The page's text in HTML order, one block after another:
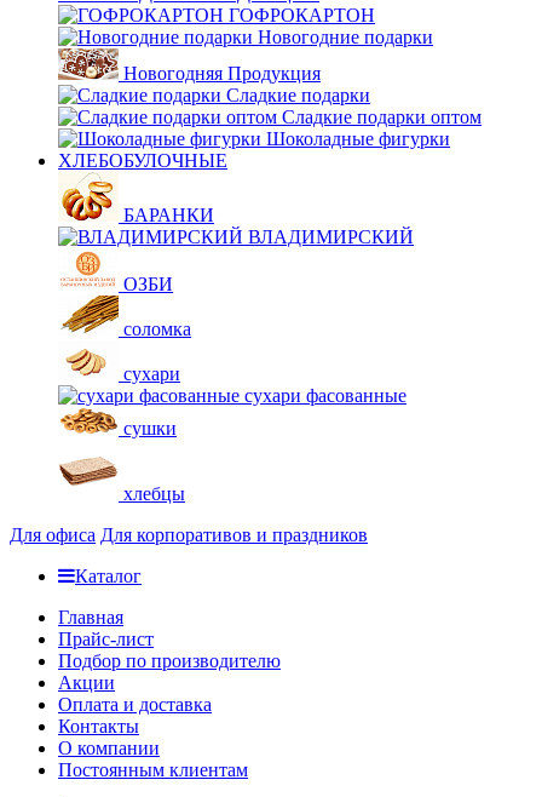
ГОФРОКАРТОН
Новогодние подарки
Новогодняя Продукция
Сладкие подарки
Сладкие подарки оптом
Шоколадные фигурки
ХЛЕБОБУЛОЧНЫЕ
БАРАНКИ
ВЛАДИМИРСКИЙ
ОЗБИ
соломка
сухари
сухари фасованные
сушки
хлебцы
Для офиса Для корпоративов и праздников
Каталог
Главная
Прайс-лист
Подбор по производителю
Акции
Оплата и доставка
Контакты
О компании
Постоянным клиентам